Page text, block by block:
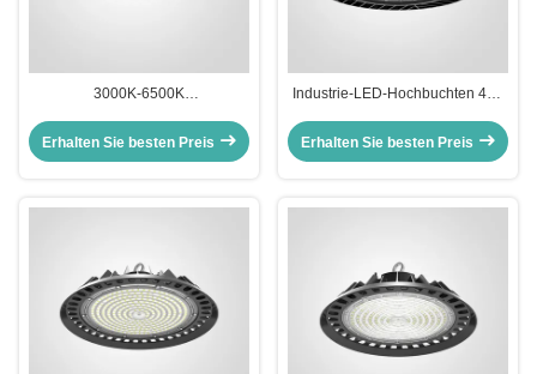
3000K-6500K
Beurteilung LED
Erhalten Sie besten Preis
Industrie-LED-Hochbuchten 400
Erhalten Sie besten Preis